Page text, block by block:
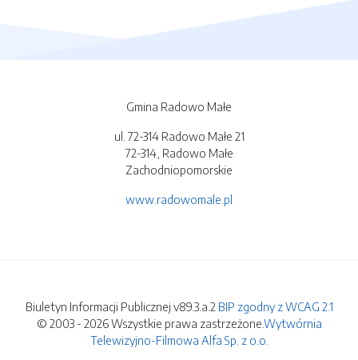
Gmina Radowo Małe
ul. 72-314 Radowo Małe 21
72-314, Radowo Małe
Zachodniopomorskie
www.radowomale.pl
Biuletyn Informacji Publicznej v89.3.a.2 BIP zgodny z WCAG 2.1
© 2003 - 2026 Wszystkie prawa zastrzeżone.Wytwórnia
Telewizyjno-Filmowa Alfa Sp. z o.o.